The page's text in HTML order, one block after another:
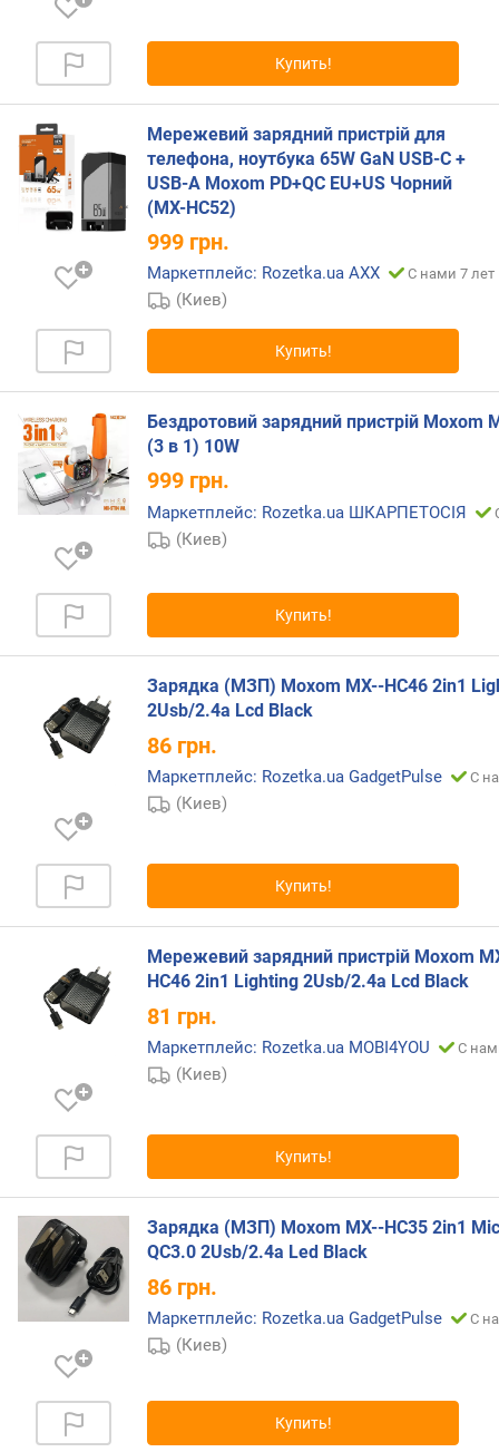
д
н
я
з
а
р
я
д
к
ъ
е
м
о
в
U
S
-
(
ш
р
а
з
м
U
S
C
(
)
м
щ
о
с
т
ь
б
с
о
Купить!
Мережевий зарядний пристрій для
телефона, ноутбука 65W GaN USB-C +
USB-A Moxom PD+QC EU+US Чорний
(MX-HC52)
999 грн.
Маркетплейс: Rozetka.ua AXX С нами 7 лет
(Киев)
Купить!
Бездротовий зарядний пристрій Moxom
(3 в 1) 10W
999 грн.
Маркетплейс: Rozetka.ua ШКАРПЕТОСІЯ
(Киев)
Купить!
Зарядка (МЗП) Moxom MX--HC46 2in1
2Usb/2.4a Lcd Black
86 грн.
Маркетплейс: Rozetka.ua GadgetPulse С
(Киев)
Купить!
Мережевий зарядний пристрій Moxom
HC46 2in1 Lighting 2Usb/2.4a Lcd Black
81 грн.
Маркетплейс: Rozetka.ua MOBI4YOU С
(Киев)
Купить!
Зарядка (МЗП) Moxom MX--HC35 2in1
QC3.0 2Usb/2.4a Led Black
86 грн.
Маркетплейс: Rozetka.ua GadgetPulse С
(Киев)
Купить!